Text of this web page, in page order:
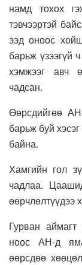
намд тохох
тэвчээртэй
ээд оноос
барьж үзээгүй
хэмжээг авч
чадсан.
Өөрсдийгөө
барьж буй
байна.
Хамгийн гол
чадлаа.
өөрчлөлтүүдээ
Гурван
ноос АН-д
өөрсдөө